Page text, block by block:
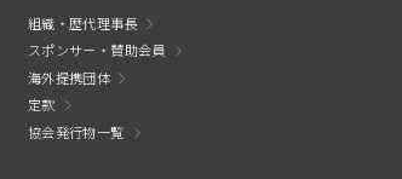
組織・歴代理事長
スポンサー・賛助会員
海外提携団体
定款
協会発行物一覧